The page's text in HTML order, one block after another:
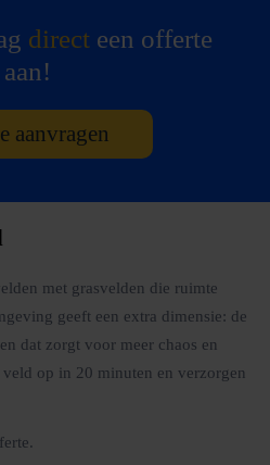
directeen offerte
aan!
aanvragen
met grasvelden die ruimte
geeft een extra dimensie: de
dat zorgt voor meer chaos en
op in 20 minuten en verzorgen